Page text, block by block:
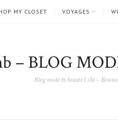
MY CLOSET VOYAGES
– BLOG
Blog mode & beauté Lille –